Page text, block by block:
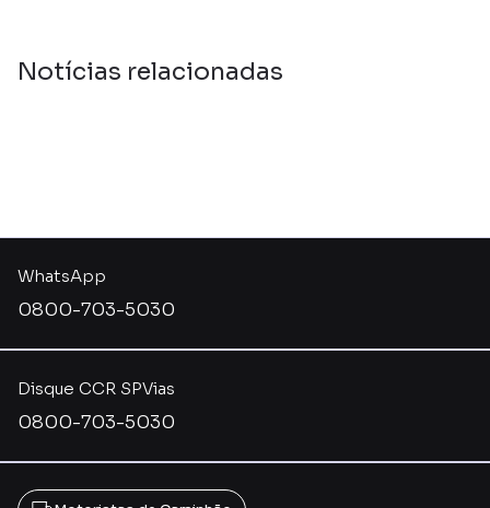
Notícias relacionadas
Disque CCR SPVias
0800-703-5030
WhatsApp
0800-703-5030